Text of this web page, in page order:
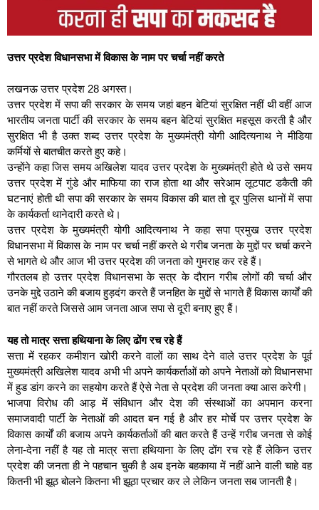
उत्तर प्रदेश विधानसभा में विकास के नाम पर चर्चा नहीं करते
लखनऊ उत्तर प्रदेश 28 अगस्त।
उत्तर प्रदेश में सपा की सरकार के समय जहां बहन बेटियां सुरक्षित नहीं थी वहीं आज
भारतीय जनता पार्टी की सरकार के समय बहन बेटियां सुरक्षित महसूस करती है और
सुरक्षित भी है उक्त शब्द उत्तर प्रदेश के मुख्यमंत्री योगी आदित्यनाथ ने मीडिया
कर्मियों से बातचीत करते हुए कहे।
उन्होंने कहा जिस समय अखिलेश यादव उत्तर प्रदेश के मुख्यमंत्री होते थे उसे समय
उत्तर प्रदेश में गुंडे और माफिया का राज होता था और सरेआम लूटपाट डकैती की
घटनाएं होती थी सपा की सरकार के समय विकास की बात तो दूर पुलिस थानों में सपा
के कार्यकर्ता थानेदारी करते थे।
उत्तर प्रदेश के मुख्यमंत्री योगी आदित्यनाथ ने कहा सपा प्रमुख उत्तर प्रदेश
विधानसभा में विकास के नाम पर चर्चा नहीं करते थे गरीब जनता के मुद्दों पर चर्चा करने
से भागते थे और आज भी उत्तर प्रदेश की जनता को गुमराह कर रहे हैं।
गौरतलब हो उत्तर प्रदेश विधानसभा के सत्र के दौरान गरीब लोगों की चर्चा और
उनके मुद्दे उठाने की बजाय हुड़दंग करते हैं जनहित के मुद्दों से भागते हैं विकास कार्यों की
बात नहीं करते जिससे आम जनता आज सपा से दूरी बनाए हुए हैं।
यह तो मात्र सत्ता हथियाना के लिए ढोंग रच रहे हैं
सत्ता में रहकर कमीशन खोरी करने वालों का साथ देने वाले उत्तर प्रदेश के पूर्व
मुख्यमंत्री अखिलेश यादव अभी भी अपने कार्यकर्ताओं को अपने नेताओं को विधानसभा
में हुड डांग करने का सहयोग करते हैं ऐसे नेता से प्रदेश की जनता क्या आस करेगी।
भाजपा विरोध की आड़ में संविधान और देश की संस्थाओं का अपमान करना
समाजवादी पार्टी के नेताओं की आदत बन गई है और हर मोर्चे पर उत्तर प्रदेश के
विकास कार्यों की बजाय अपने कार्यकर्ताओं की बात करते हैं उन्हें गरीब जनता से कोई
लेना-देना नहीं है यह तो मात्र सत्ता हथियाना के लिए ढोंग रच रहे हैं लेकिन उत्तर
प्रदेश की जनता ही ने पहचान चुकी है अब इनके बहकाया में नहीं आने वाली चाहे वह
कितनी भी झूठ बोलने कितना भी झूठा प्रचार कर ले लेकिन जनता सब जानती है।